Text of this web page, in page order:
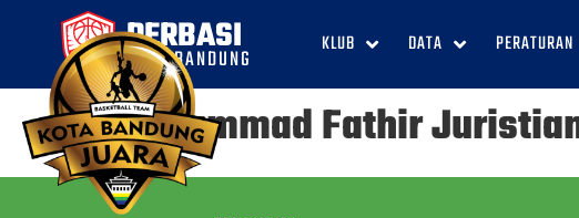
PERBASI
KOTA BANDUNG KLUB DATA PERATURAN
Muhammad Fathir